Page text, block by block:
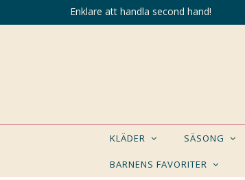
Enklare att handla second hand!
KLÄDER SÄSONG
BARNENS FAVORITER